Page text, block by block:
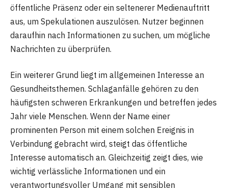
öffentliche Präsenz oder ein seltenerer Medienauftritt
aus, um Spekulationen auszulösen. Nutzer beginnen
daraufhin nach Informationen zu suchen, um mögliche
Nachrichten zu überprüfen.
Ein weiterer Grund liegt im allgemeinen Interesse an
Gesundheitsthemen. Schlaganfälle gehören zu den
häufigsten schweren Erkrankungen und betreffen jedes
Jahr viele Menschen. Wenn der Name einer
prominenten Person mit einem solchen Ereignis in
Verbindung gebracht wird, steigt das öffentliche
Interesse automatisch an. Gleichzeitig zeigt dies, wie
wichtig verlässliche Informationen und ein
verantwortungsvoller Umgang mit sensiblen